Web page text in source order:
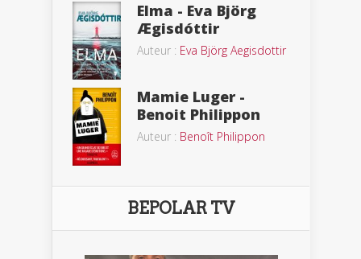
Elma - Eva Björg
Ægisdóttir
Auteur : Eva Björg Aegisdottir
Mamie Luger -
Benoit Philippon
Auteur : Benoît Philippon
BEPOLAR TV